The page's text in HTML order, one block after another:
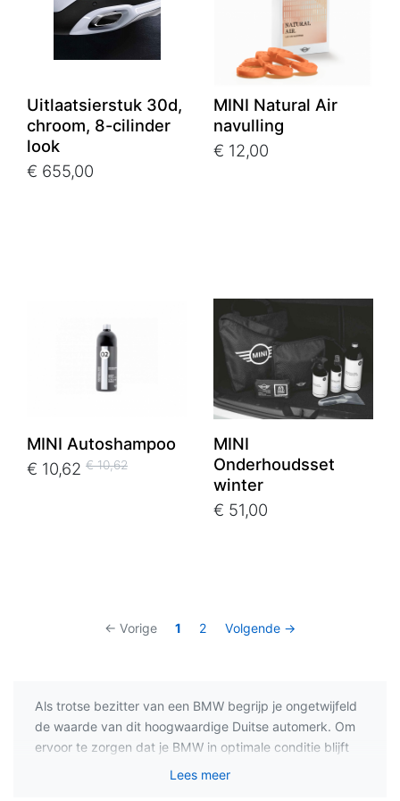
Uitlaatsierstuk 30d,
chroom, 8-cilinder
look
€ 655,00
MINI Natural Air
navulling
€ 12,00
MINI Autoshampoo
€ 10,62 € 10,62
MINI
Onderhoudsset
winter
€ 51,00
← Vorige 1 2 Volgende →
Als trotse bezitter van een BMW begrijp je ongetwijfeld
de waarde van dit hoogwaardige Duitse automerk. Om
ervoor te zorgen dat je BMW in optimale conditie blijft
en zijn prestaties behoudt, is regelmatig onderhoud en
Lees meer